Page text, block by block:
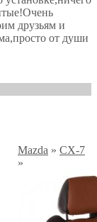
друзьям и
от души
Mazda » CX-7
»